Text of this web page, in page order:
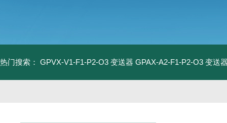
热门搜索： GPVX-V1-F1-P2-O3 变送器 GPAX-A2-F1-P2-O3 变送